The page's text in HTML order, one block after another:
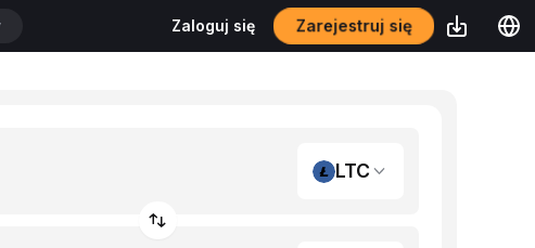
Zaloguj się Zarejestruj się
LTC